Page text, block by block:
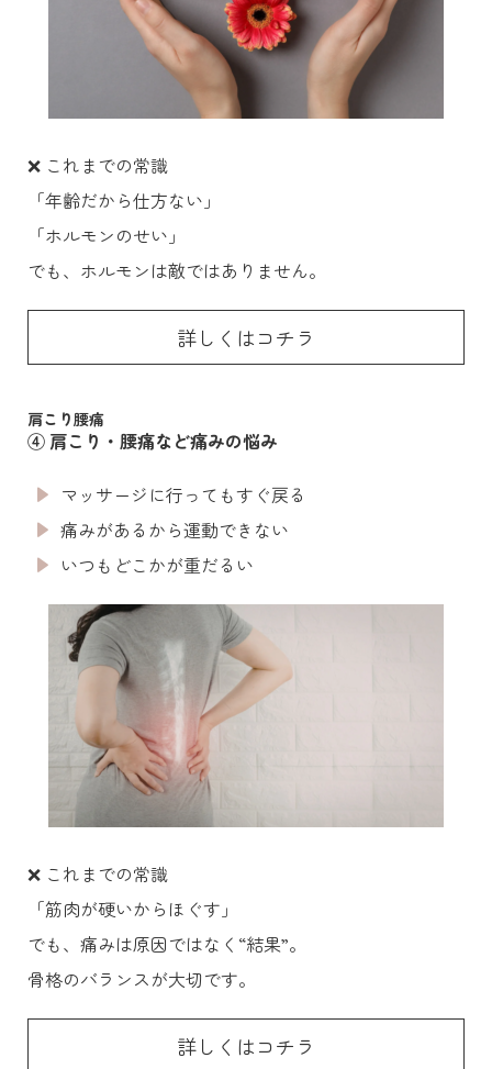
❌ これまでの常識
「年齢だから仕方ない」
「ホルモンのせい」
でも、ホルモンは敵ではありません。
詳しくはコチラ
肩こり腰痛
④ 肩こり・腰痛など痛みの悩み
マッサージに行ってもすぐ戻る
痛みがあるから運動できない
いつもどこかが重だるい
❌ これまでの常識
「筋肉が硬いからほぐす」
でも、痛みは原因ではなく“結果”。
骨格のバランスが大切です。
詳しくはコチラ